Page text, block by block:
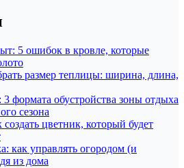
5 ошибок в кровле, которые
размер теплицы: ширина, длина,
формата обустройства зоны отдыха
сезона
цветник, который будет
как управлять огородом (и
из дома